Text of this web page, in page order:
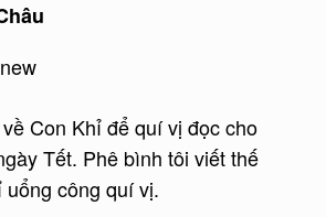
Con Khỉ để quí vị đọc cho
Tết. Phê bình tôi viết thế
uổng công quí vị.